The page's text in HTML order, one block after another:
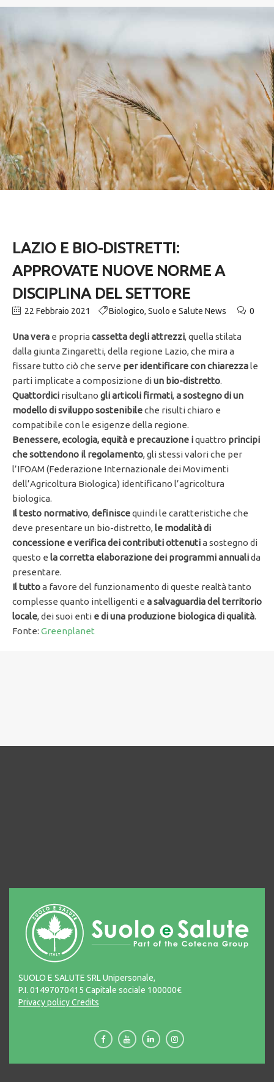
LAZIO E BIO-DISTRETTI:
APPROVATE NUOVE NORME A
DISCIPLINA DEL SETTORE
22 Febbraio 2021 Biologico, Suolo e Salute News 0
Una vera e propriacassetta degli attrezzi, quella stilata
dalla giunta Zingaretti, della regione Lazio, che mira a
fissare tutto ciò che serve per identificare con chiarezzale
parti implicate a composizione diun bio-distretto.
Quattordici risultano gli articoli firmati,a sostegno di un
modello di sviluppo sostenibileche risulti chiaro e
compatibile con le esigenze della regione.
Benessere, ecologia, equità e precauzione iquattro principi
che sottendono il regolamento, gli stessi valori che per
l’IFOAM (Federazione Internazionale dei Movimenti
dell’Agricoltura Biologica) identificano l’agricoltura
biologica.
Il testo normativo,definiscequindi le caratteristiche che
deve presentare un bio-distretto,le modalità di
concessione e verifica dei contributi ottenutia sostegno di
questo e la corretta elaborazione dei programmi annualida
presentare.
Il tuttoa favore del funzionamento di queste realtà tanto
complesse quanto intelligenti e a salvaguardia del territorio
locale, dei suoi enti e di una produzione biologica di qualità.
Fonte: Greenplanet
SUOLO E SALUTE SRL Unipersonale,
P.I. 01497070415 Capitale sociale 100000€
Privacy policyCredits